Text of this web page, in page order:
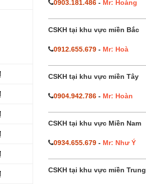
0903.181.486- Mr: Hoàng
CSKH tại khu vực miền Bắc
0912.655.679- Mr: Hoà
CSKH tại khu vực miền Tây
0904.942.786- Mr: Hoàn
CSKH tại khu vực Miền Nam
0934.655.679- Mr: Như Ý
CSKH tại khu vực miền Trung